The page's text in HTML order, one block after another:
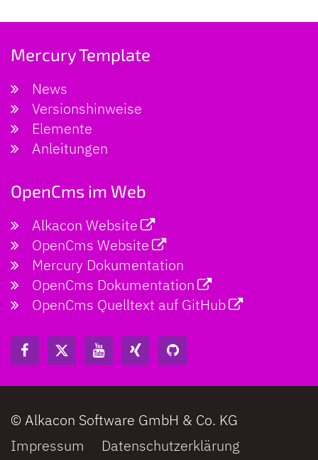
Mercury Template
News
Versionshinweise
Elemente
Anleitungen
OpenCms im Web
Alkacon Website
OpenCms Website
Mercury Dokumentation
OpenCms Dokumentation
OpenCms Quelltext auf GitHub
© Alkacon Software GmbH & Co. KG
Impressum
Datenschutzerklärung